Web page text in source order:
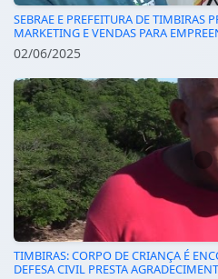
SEBRAE E PREFEITURA DE TIMBIRAS
MARKETING E VENDAS PARA
02/06/2025
TIMBIRAS: CORPO DE CRIANÇA É
DEFESA CIVIL PRESTA